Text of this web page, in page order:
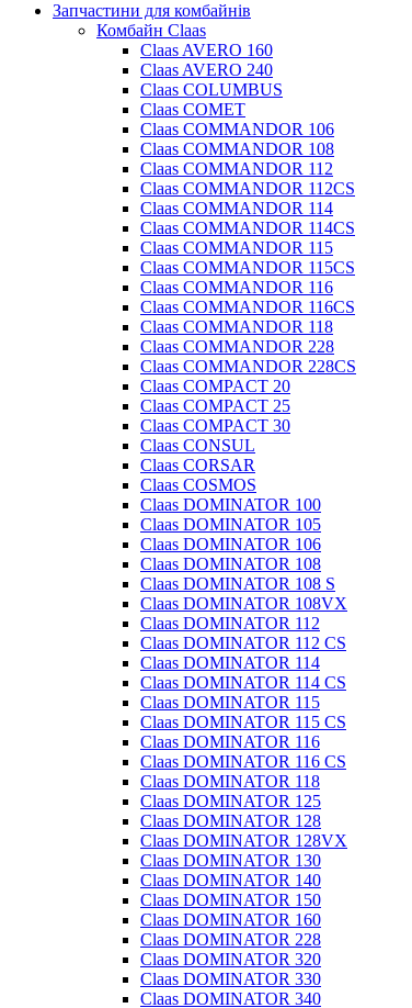
Запчастини для комбайнів
Комбайн Claas
Claas AVERO 160
Claas AVERO 240
Claas COLUMBUS
Claas COMET
Claas COMMANDOR 106
Claas COMMANDOR 108
Claas COMMANDOR 112
Claas COMMANDOR 112CS
Claas COMMANDOR 114
Claas COMMANDOR 114CS
Claas COMMANDOR 115
Claas COMMANDOR 115CS
Claas COMMANDOR 116
Claas COMMANDOR 116CS
Claas COMMANDOR 118
Claas COMMANDOR 228
Claas COMMANDOR 228CS
Claas COMPACT 20
Claas COMPACT 25
Claas COMPACT 30
Claas CONSUL
Claas CORSAR
Claas COSMOS
Claas DOMINATOR 100
Claas DOMINATOR 105
Claas DOMINATOR 106
Claas DOMINATOR 108
Claas DOMINATOR 108 S
Claas DOMINATOR 108VX
Claas DOMINATOR 112
Claas DOMINATOR 112 CS
Claas DOMINATOR 114
Claas DOMINATOR 114 CS
Claas DOMINATOR 115
Claas DOMINATOR 115 CS
Claas DOMINATOR 116
Claas DOMINATOR 116 CS
Claas DOMINATOR 118
Claas DOMINATOR 125
Claas DOMINATOR 128
Claas DOMINATOR 128VX
Claas DOMINATOR 130
Claas DOMINATOR 140
Claas DOMINATOR 150
Claas DOMINATOR 160
Claas DOMINATOR 228
Claas DOMINATOR 320
Claas DOMINATOR 330
Claas DOMINATOR 340